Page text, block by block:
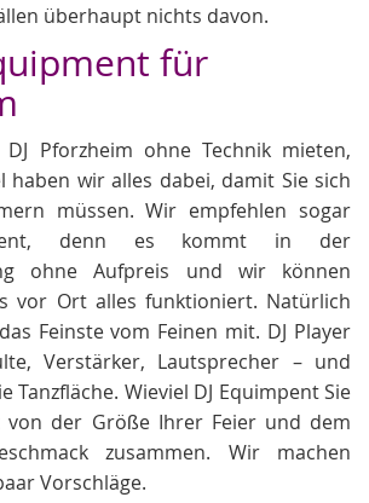
überhaupt nichts davon.
für
Pforzheim ohne Technik mieten,
haben wir alles dabei, damit Sie sich
müssen. Wir empfehlen sogar
denn es kommt in der
ohne Aufpreis und wir können
vor Ort alles funktioniert. Natürlich
Feinste vom Feinen mit. DJ Player
Verstärker, Lautsprecher – und
Tanzfläche. Wieviel DJ Equimpent Sie
von der Größe Ihrer Feier und dem
zusammen. Wir machen
Vorschläge.